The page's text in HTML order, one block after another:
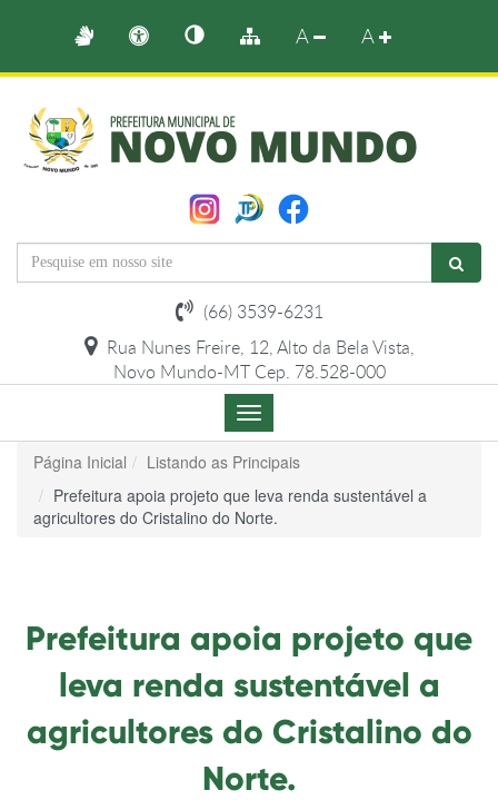
A A
(66) 3539-6231
Rua Nunes Freire, 12, Alto da Bela Vista,
Novo Mundo-MT Cep. 78.528-000
Menu
de
Navegação
Página Inicial
Listando as Principais
Prefeitura apoia projeto que leva renda sustentável a
agricultores do Cristalino do Norte.
Prefeitura apoia projeto que
leva renda sustentável a
agricultores do Cristalino do
Norte.